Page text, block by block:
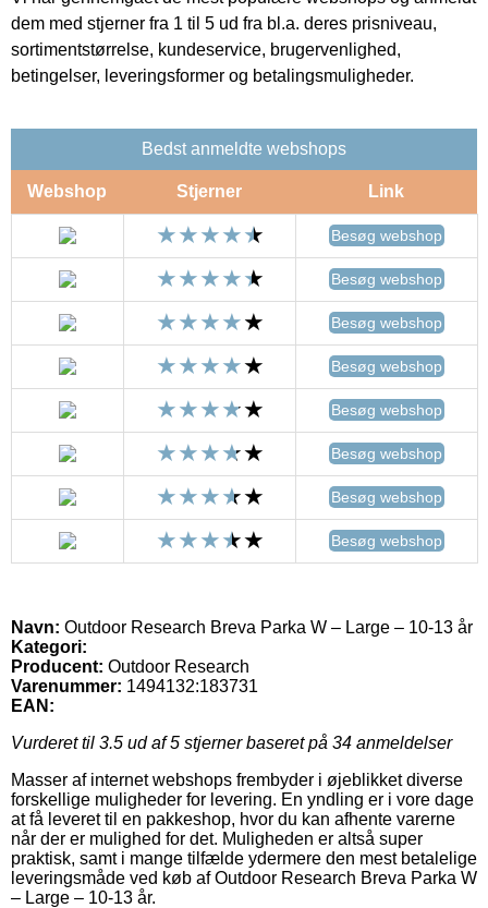
dem med stjerner fra 1 til 5 ud fra bl.a. deres prisniveau,
sortimentstørrelse, kundeservice, brugervenlighed,
betingelser, leveringsformer og betalingsmuligheder.
Bedst anmeldte webshops
Webshop Stjerner Link
Besøg webshop
Besøg webshop
Besøg webshop
Besøg webshop
Besøg webshop
Besøg webshop
Besøg webshop
Besøg webshop
Navn: Outdoor Research Breva Parka W – Large – 10-13 år
Kategori:
Producent: Outdoor Research
Varenummer: 1494132:183731
EAN:
Vurderet til 3.5 ud af 5 stjerner baseret på 34 anmeldelser
Masser af internet webshops frembyder i øjeblikket diverse
forskellige muligheder for levering. En yndling er i vore dage
at få leveret til en pakkeshop, hvor du kan afhente varerne
når der er mulighed for det. Muligheden er altså super
praktisk, samt i mange tilfælde ydermere den mest betalelige
leveringsmåde ved køb af Outdoor Research Breva Parka W
– Large – 10-13 år.